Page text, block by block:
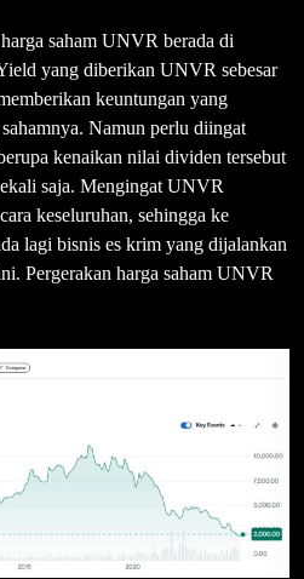
saham UNVR berada di
yang diberikan UNVR sebesar
keuntungan yang
Namun perlu diingat
kenaikan nilai dividen tersebut
saja. Mengingat UNVR
keseluruhan, sehingga ke
lagi bisnis es krim yang dijalankan
Pergerakan harga saham UNVR